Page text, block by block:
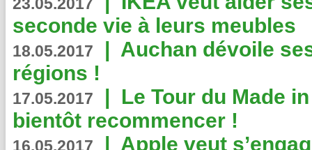
seconde vie à leurs meubles
18.05.2017 | Auchan dévoile
régions !
17.05.2017 | Le Tour du Made
bientôt recommencer !
16.05.2017 | Apple veut